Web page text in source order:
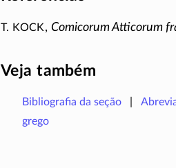
T. Kock, Comicorum Atticorum
Veja também
Bibliografia da seção
grego